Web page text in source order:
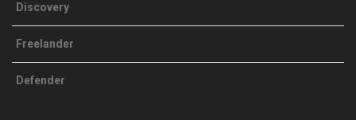
Discovery
Freelander
Defender